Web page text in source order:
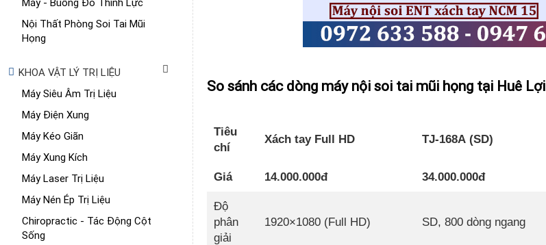
Nội Thất Phòng Soi Tai Mũi
Họng
KHOA VẬT LÝ TRỊ LIỆU
Máy Siêu Âm Trị Liệu
Máy Điện Xung
Máy Kéo Giãn
Máy Xung Kích
Máy Laser Trị Liệu
Máy Nén Ép Trị Liệu
Chiropractic - Tác Động Cột
Sống
So sánh các dòng máy nội soi tai mũi họng tại Huê Lợi
Tiêu
chí
Xách tay Full HD TJ-168A (SD)
Giá 14.000.000đ 34.000.000đ
Độ
phân
giải
1920×1080 (Full HD) SD, 800 dòng ngang